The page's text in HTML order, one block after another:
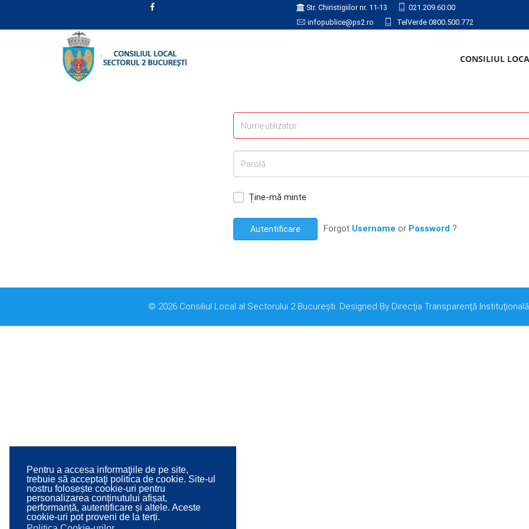
Pentru a accesa informaţiile de pe site,
trebuie să acceptaţi politica de cookie. Site-ul
nostru folosește cookie-uri pentru
personalizarea conținutului afișat,
performanță, autentificare și altele. Aceste
cookie-uri pot proveni de la terți.
Str. Chiristigiilor nr. 11-13
021.209.60.00
infopublice@ps2.ro
TelVerde 0800.500.772
CONSILIUL
Ține-mă minte
Autentificare Forgot Username or Password?
© 2026 Consiliul Local al Sectorului 2 București. Designed By Direcţia Transparenţă